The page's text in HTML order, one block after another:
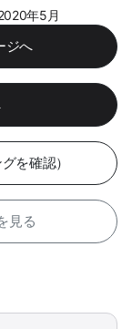
年5月
ジへ
を確認）
見る